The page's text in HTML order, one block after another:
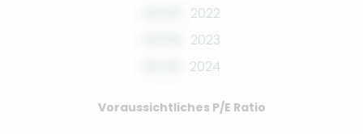
2022
2023
2024
Voraussichtliches P/E Ratio